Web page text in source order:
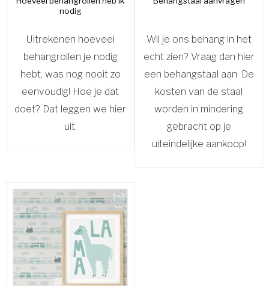
nodig
Uitrekenen hoeveel
behangrollen je nodig
hebt, was nog nooit zo
eenvoudig! Hoe je dat
doet? Dat leggen we hier
uit.
Wil je ons behang in het
echt zien? Vraag dan hier
een behangstaal aan. De
kosten van de staal
worden in mindering
gebracht op je
uiteindelijke aankoop!